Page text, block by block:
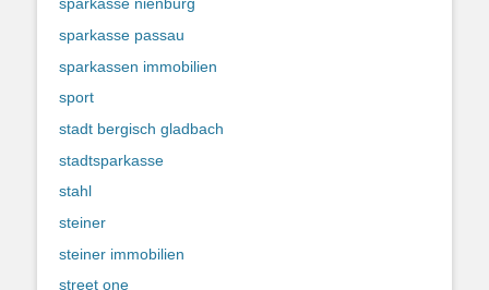
sparkasse passau
sparkassen immobilien
sport
stadt bergisch gladbach
stadtsparkasse
stahl
steiner
steiner immobilien
street one